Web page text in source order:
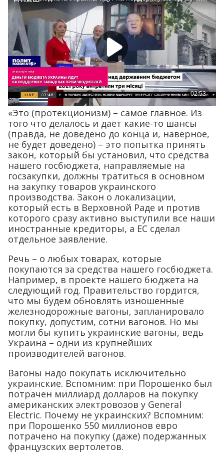
«Это (протекционизм) – самое главное. Из
того что делалось и дает какие-то шансы
(правда, не доведено до конца и, наверное,
не будет доведено) – это попытка принять
закон, который бы установил, что средства
нашего госбюджета, направляемые на
госзакупки, должны тратиться в основном
на закупку товаров украинского
производства. Закон о локализации,
который есть в Верховной Раде и против
которого сразу активно выступили все наши
иностранные кредиторы, а ЕС сделал
отдельное заявление.
Речь – о любых товарах, которые
покупаются за средства нашего госбюджета.
Например, в проекте нашего бюджета на
следующий год. Правительство гордится,
что мы будем обновлять изношенные
железнодорожные вагоны, запланировало
покупку, допустим, сотни вагонов. Но мы
могли бы купить украинские вагоны, ведь
Украина – одни из крупнейших
производителей вагонов.
Вагоны надо покупать исключительно
украинские. Вспомним: при Порошенко был
потрачен миллиард долларов на покупку
американских электровозов у General
Electric. Почему не украинских? Вспомним:
при Порошенко 550 миллионов евро
потрачено на покупку (даже) подержанных
французских вертолетов.